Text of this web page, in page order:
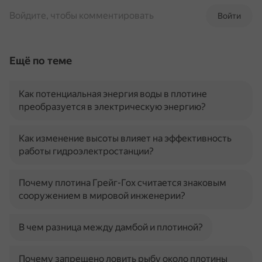
Войти
Войдите, чтобы комментировать
Ещё по теме
Как потенциальная энергия воды в плотине
преобразуется в электрическую энергию?
Как изменение высоты влияет на эффективность
работы гидроэлектростанции?
Почему плотина Грейг-Гох считается знаковым
сооружением в мировой инженерии?
В чем разница между дамбой и плотиной?
Почему запрещено ловить рыбу около плотины